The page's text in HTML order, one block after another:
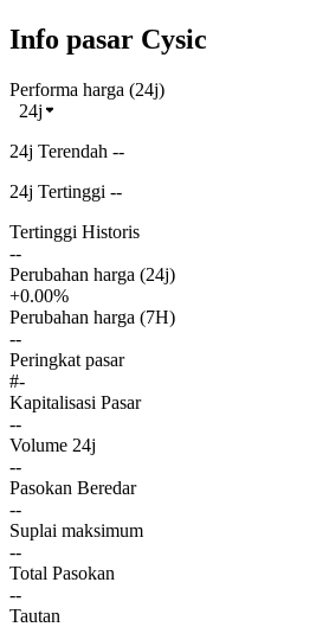
Info pasar Cysic
Performa harga (24j)
24j
24j Terendah --
24j Tertinggi --
Tertinggi Historis
--
Perubahan harga (24j)
+0.00%
Perubahan harga (7H)
--
Peringkat pasar
#-
Kapitalisasi Pasar
--
Volume 24j
--
Pasokan Beredar
--
Suplai maksimum
--
Total Pasokan
--
Tautan